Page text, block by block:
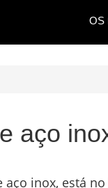
OS
aço
inox, está